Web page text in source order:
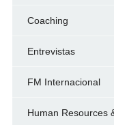
Coaching
Entrevistas
FM Internacional
Human Resources